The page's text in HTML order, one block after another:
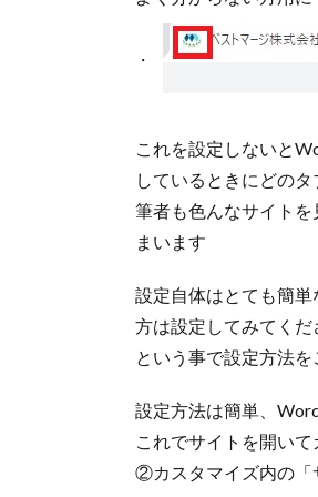
これを設定しないと
しているときにどの
筆者も色んなサイト
まいます
設定自体はとても簡
方は設定してみてくだ
という事で設定方法を
設定方法は簡単、
これでサイトを開い
②カスタマイズ内の「